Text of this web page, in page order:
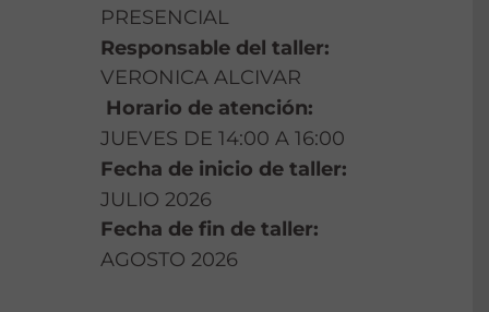
PRESENCIAL
Responsable del taller:
VERONICA ALCIVAR
Horario de atención:
JUEVES DE 14:00 A 16:00
Fecha de inicio de taller:
JULIO 2026
Fecha de fin de taller:
AGOSTO 2026